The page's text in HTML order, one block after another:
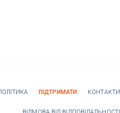
ПІДТРИМАТИ КОНТАКТИ